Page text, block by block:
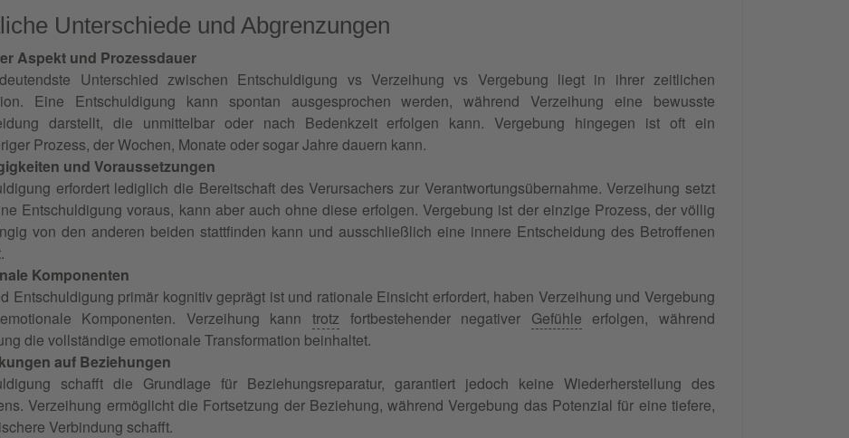
Unterschiede und Abgrenzungen
Aspekt und Prozessdauer
Unterschied zwischen Entschuldigung vs Verzeihung vs Vergebung liegt in ihrer zeitlichen
Eine Entschuldigung kann spontan ausgesprochen werden, während Verzeihung eine bewusste
darstellt, die unmittelbar oder nach Bedenkzeit erfolgen kann. Vergebung hingegen ist oft ein
Prozess, der Wochen, Monate oder sogar Jahre dauern kann.
und Voraussetzungen
erfordert lediglich die Bereitschaft des Verursachers zur Verantwortungsübernahme. Verzeihung setzt
Entschuldigung voraus, kann aber auch ohne diese erfolgen. Vergebung ist der einzige Prozess, der völlig
von den anderen beiden stattfinden kann und ausschließlich eine innere Entscheidung des Betroffenen
Komponenten
Entschuldigung primär kognitiv geprägt ist und rationale Einsicht erfordert, haben Verzeihung und Vergebung
Komponenten. Verzeihung kann trotz fortbestehender negativer Gefühle erfolgen, während
die vollständige emotionale Transformation beinhaltet.
auf Beziehungen
schafft die Grundlage für Beziehungsreparatur, garantiert jedoch keine Wiederherstellung des
Verzeihung ermöglicht die Fortsetzung der Beziehung, während Vergebung das Potenzial für eine tiefere,
Verbindung schafft.